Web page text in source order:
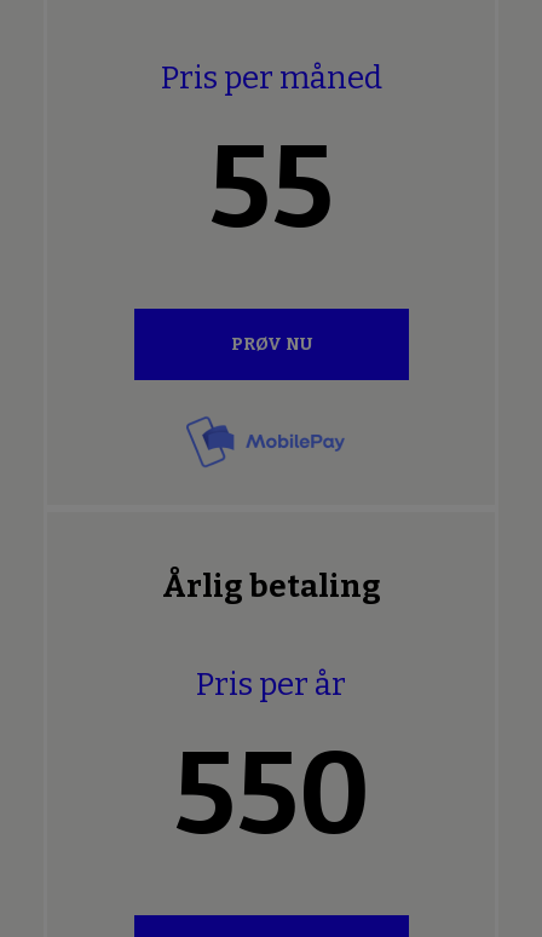
Pris per måned
55
PRØV NU
Årlig betaling
Pris per år
550